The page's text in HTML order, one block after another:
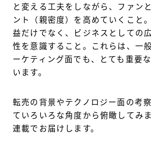
と変える工夫をしながら、ファン
ント（親密度）を高めていくこと
益だけでなく、ビジネスとしての
性を意識すること。これらは、一
ーケティング面でも、とても重要
います。
転売の背景やテクノロジー面の考
ていろいろな角度から俯瞰してみ
連載でお届けします。